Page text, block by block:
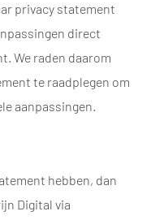
privacy statement
direct
We raden daarom
te raadplegen om
aanpassingen.
hebben, dan
Digital via